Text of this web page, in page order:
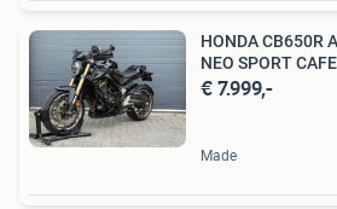
HONDA CB650R
NEO SPORT CAFE
€ 7.999,-
Made